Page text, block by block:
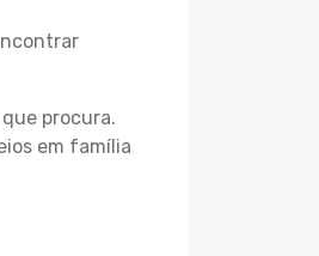
procura.
em família